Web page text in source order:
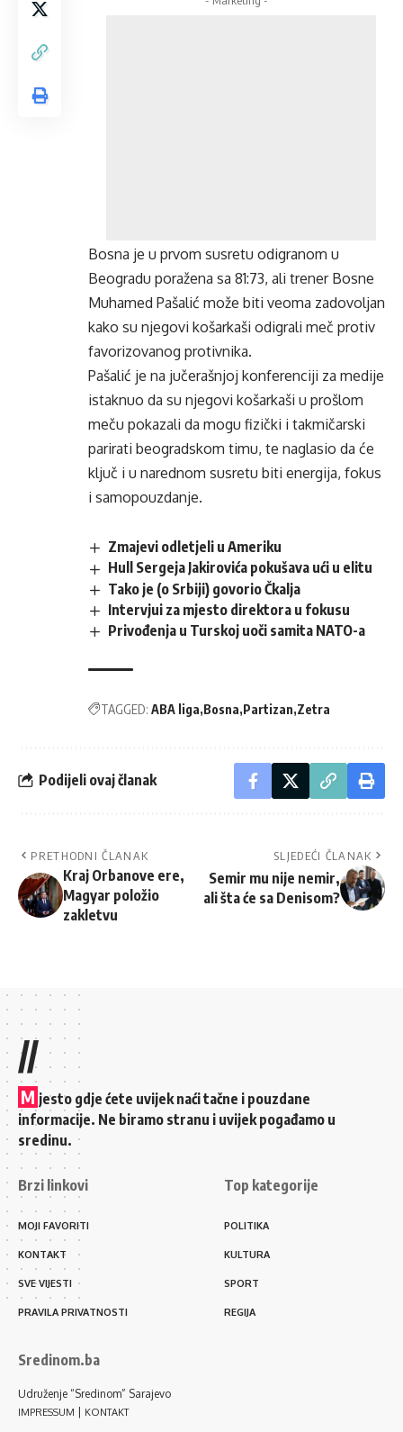
Bosna je u prvom susretu odigranom u
Beogradu poražena sa 81:73, ali trener Bosne
Muhamed Pašalić može biti veoma zadovoljan
kako su njegovi košarkaši odigrali meč protiv
favorizovanog protivnika.
Pašalić je na jučerašnjoj konferenciji za medije
istaknuo da su njegovi košarkaši u prošlom
meču pokazali da mogu fizički i takmičarski
parirati beogradskom timu, te naglasio da će
ključ i u narednom susretu biti energija, fokus
i samopouzdanje.
Zmajevi odletjeli u Ameriku
Hull Sergeja Jakirovića pokušava ući u elitu
Tako je (o Srbiji) govorio Čkalja
Intervjui za mjesto direktora u fokusu
Privođenja u Turskoj uoči samita NATO-a
TAGGED: ABA liga Bosna Partizan Zetra
Podijeli ovaj članak
PRETHODNI ČLANAK
Kraj Orbanove ere,
Magyar položio
zakletvu
SLJEDEĆI ČLANAK
Semir mu nije nemir,
ali šta će sa Denisom?
//
M jesto gdje ćete uvijek naći tačne i pouzdane
informacije. Ne biramo stranu i uvijek pogađamo u
sredinu.
Brzi linkovi
MOJI FAVORITI
KONTAKT
SVE VIJESTI
PRAVILA PRIVATNOSTI
Top kategorije
POLITIKA
KULTURA
SPORT
REGIJA
Sredinom.ba
Udruženje “Sredinom” Sarajevo
IMPRESSUM KONTAKT